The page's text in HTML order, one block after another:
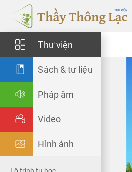
Thư viện
Sách & tư liệu
Pháp âm
Video
Hình ảnh